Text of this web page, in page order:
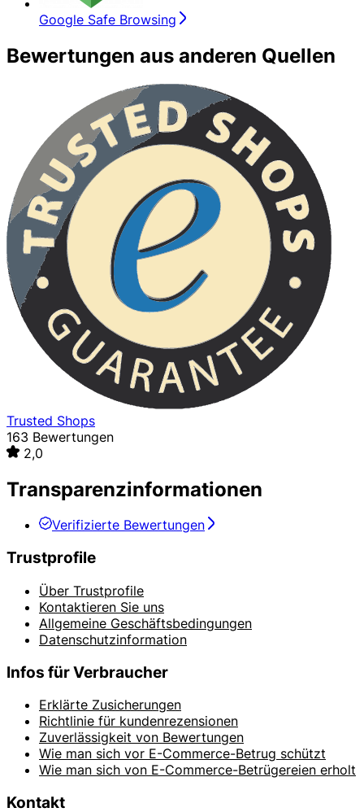
Google Safe Browsing
Bewertungen aus anderen Quellen
Trusted Shops
163 Bewertungen
2,0
Transparenzinformationen
Verifizierte Bewertungen
Trustprofile
Über Trustprofile
Kontaktieren Sie uns
Allgemeine Geschäftsbedingungen
Datenschutzinformation
Infos für Verbraucher
Erklärte Zusicherungen
Richtlinie für kundenrezensionen
Zuverlässigkeit von Bewertungen
Wie man sich vor E-Commerce-Betrug schützt
Wie man sich von E-Commerce-Betrügereien erholt
Kontakt